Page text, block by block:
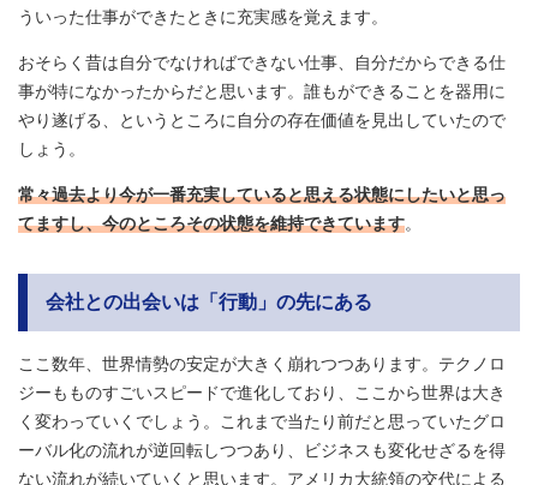
ういった仕事ができたときに充実感を覚えます。
おそらく昔は自分でなければできない仕事、自分だからできる仕
事が特になかったからだと思います。誰もができることを器用に
やり遂げる、というところに自分の存在価値を見出していたので
しょう。
常々過去より今が一番充実していると思える状態にしたいと思っ
てますし、今のところその状態を維持できています。
会社との出会いは「行動」の先にある
ここ数年、世界情勢の安定が大きく崩れつつあります。テクノロ
ジーもものすごいスピードで進化しており、ここから世界は大き
く変わっていくでしょう。これまで当たり前だと思っていたグロ
ーバル化の流れが逆回転しつつあり、ビジネスも変化せざるを得
ない流れが続いていくと思います。アメリカ大統領の交代による